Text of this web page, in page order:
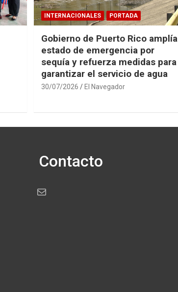
INTERNACIONALES PORTADA
Gobierno de Puerto Rico amplía
estado de emergencia por
sequía y refuerza medidas para
garantizar el servicio de agua
30/07/2026 El Navegador
Contacto
Correo electrónico